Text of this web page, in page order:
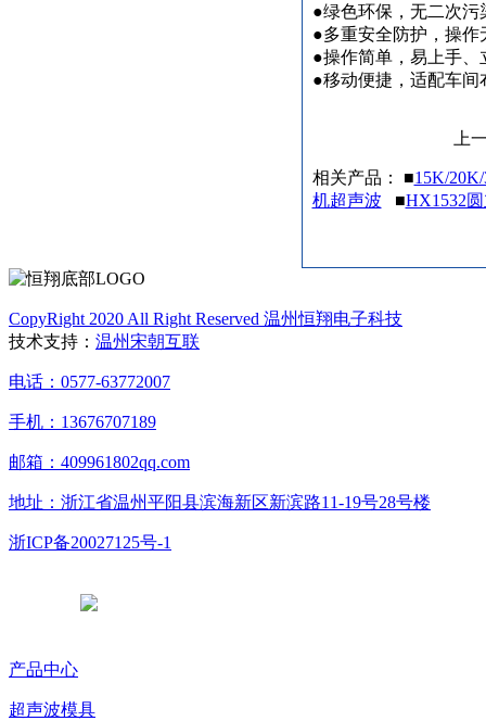
●绿色环保，无二次污
●多重安全防护，操作
●操作简单，易上手、
●移动便捷，适配车间
上
相关产品： ■15K/
机超声波 ■HX1532
CopyRight 2020 All Right Reserved 温州恒翔电子科技
技术支持： 温州宋朝互联
电话：0577-63772007
手机：13676707189
邮箱：409961802qq.com
地址：浙江省温州平阳县滨海新区新滨路11-19号28号楼
浙ICP备20027125号-1
产品中心
超声波模具